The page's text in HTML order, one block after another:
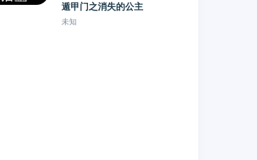
遁甲门之消失的公主​
未知